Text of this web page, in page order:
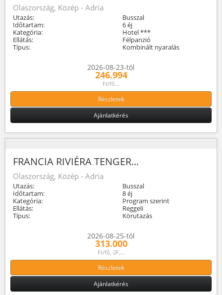
Olaszország, Közép - Adria
Utazás:
Busszal
Időtartam:
6 éj
Kategória:
Hotel ***
Ellátás:
Félpanzió
Típus:
Kombinált nyaralás
2026-08-23-tól
246.994
Ft/fő...
Részletek
Ajánlatkérés
FRANCIA RIVIÉRA TENGER...
Olaszország, Közép - Adria
Utazás:
Busszal
Időtartam:
8 éj
Kategória:
Program szerint
Ellátás:
Reggeli
Típus:
Körutazás
2026-08-25-tól
313.000
Ft/fő, 2F,...
Részletek
Ajánlatkérés